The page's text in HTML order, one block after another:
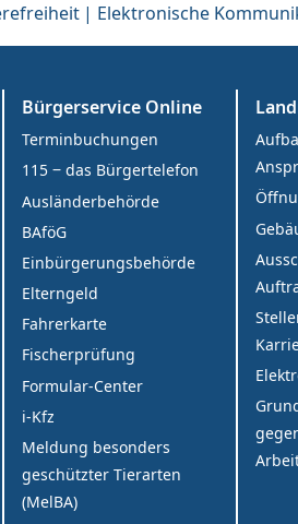
Elektronische
Bürgerservice Online
Terminbuchungen
115 ‒ das Bürgertelefon
Ausländerbehörde
BAföG
Einbürgerungsbehörde
Elterngeld
Fahrerkarte
Fischerprüfung
Formular-Center
i-Kfz
Meldung besonders
geschützter Tierarten
(MelBA)